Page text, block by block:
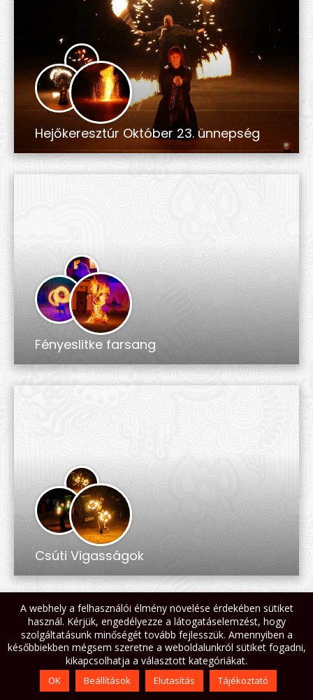
Hejőkeresztúr Október 23. ünnepség
Fényeslitke farsang
Csúti Vigasságok
A webhely a felhasználói élmény növelése érdekében sütiket
használ. Kérjük, engedélyezze a látogatáselemzést, hogy
szolgáltatásunk minőségét tovább fejlesszük. Amennyiben a
későbbiekben mégsem szeretne a weboldalunkról sütiket fogadni,
kikapcsolhatja a választott kategóriákat.
OK Beállítások Elutasítás Tájékoztató